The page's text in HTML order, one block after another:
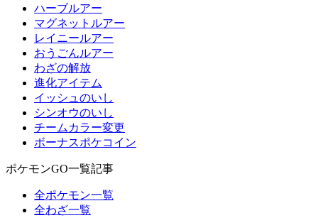
ハーブルアー
マグネットルアー
レイニールアー
おうごんルアー
わざの解放
進化アイテム
イッシュのいし
シンオウのいし
チームカラー変更
ボーナスポケコイン
ポケモンGO一覧記事
全ポケモン一覧
全わざ一覧